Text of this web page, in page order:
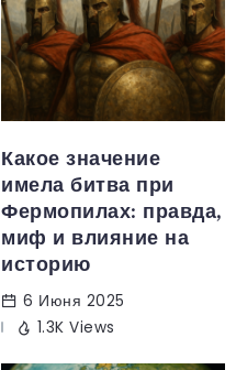
Какое значение
имела битва при
Фермопилах: правда,
миф и влияние на
историю
6 Июня 2025
1.3K Views